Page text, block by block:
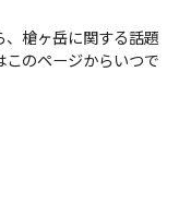
槍ヶ岳に関する話題
のページからいつで